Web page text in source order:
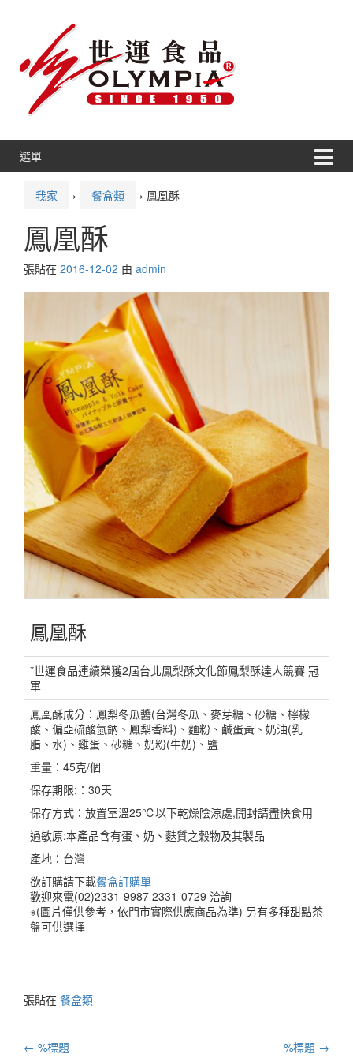
選單
我家 › 餐盒類 › 鳳凰酥
鳳凰酥
張貼在 2016-12-02 由 admin
鳳凰酥
*世運食品連續榮獲2屆台北鳳梨酥文化節鳳梨酥達人競賽 冠
軍
鳳凰酥成分：鳳梨冬瓜醬(台灣冬瓜、麥芽糖、砂糖、檸檬
酸、偏亞硫酸氫鈉、鳳梨香料)、麵粉、鹹蛋黃、奶油(乳
脂、水)、雞蛋、砂糖、奶粉(牛奶)、鹽
重量：45克/個
保存期限:：30天
保存方式：放置室溫25℃以下乾燥陰涼處,開封請盡快食用
過敏原:本產品含有蛋、奶、麩質之穀物及其製品
產地：台灣
欲訂購請下載餐盒訂購單
歡迎來電(02)2331-9987 2331-0729 洽詢
※(圖片僅供參考，依門市實際供應商品為準) 另有多種甜點茶
盤可供選擇
張貼在 餐盒類
← %標題 %標題 →